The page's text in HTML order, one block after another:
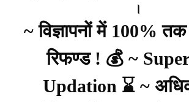
।
~ विज्ञापनों में 100%
रिफण्ड ! 💰 ~
Updation ⌛ ~